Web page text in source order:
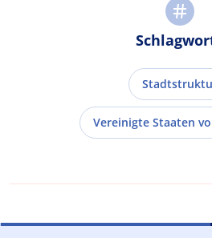
Vereinigte Staaten